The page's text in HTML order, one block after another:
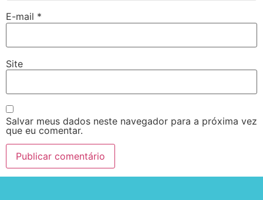
E-mail *
Site
Salvar meus dados neste navegador para a próxima vez
que eu comentar.